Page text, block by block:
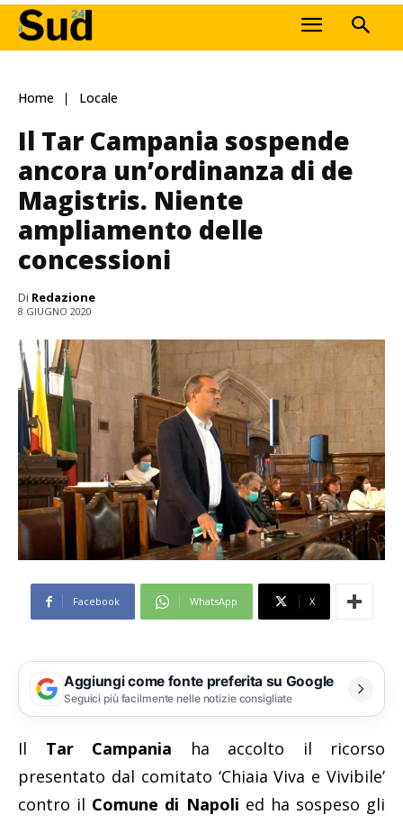
Home Locale
Il Tar Campania sospende
ancora un’ordinanza di de
Magistris. Niente
ampliamento delle
concessioni
Di Redazione
8 GIUGNO 2020
Facebook WhatsApp X
Aggiungi come fonte preferita su Google
Seguici più facilmente nelle notizie consigliate
Il Tar Campania ha accolto il ricorso
presentato dal comitato ‘Chiaia Viva e Vivibile’
contro il Comune di Napoli ed ha sospeso gli